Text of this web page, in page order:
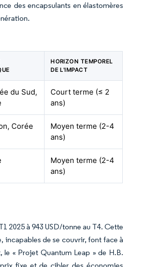
des encapsulants en élastomères
HORIZON TEMPOREL
DE L'IMPACT
du Sud,
Court terme (≤ 2
ans)
Corée
Moyen terme (2-4
ans)
Moyen terme (2-4
ans)
2025 à 943 USD/tonne au T4. Cette
incapables de se couvrir, font face à
« Projet Quantum Leap » de H.B.